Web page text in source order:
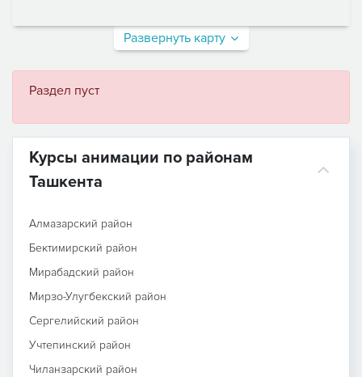
Развернуть карту
Раздел пуст
Курсы анимации по районам
Ташкента
Алмазарский район
Бектимирский район
Мирабадский район
Мирзо-Улугбекский район
Сергелийский район
Учтепинский район
Чиланзарский район